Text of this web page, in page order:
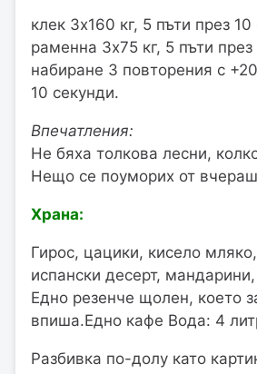
клек 3х160 кг, 5 пъти през 10
раменна 3х75 кг, 5 пъти през
набиране 3 повторения с
10 секунди.
Впечатления:
Не бяха толкова лесни,
Нещо се поуморих от
Храна:
Гирос, цацики, кисело
испански десерт,
Едно резенче щолен, което
впиша.Едно кафе Вода: 4
Разбивка по-долу като